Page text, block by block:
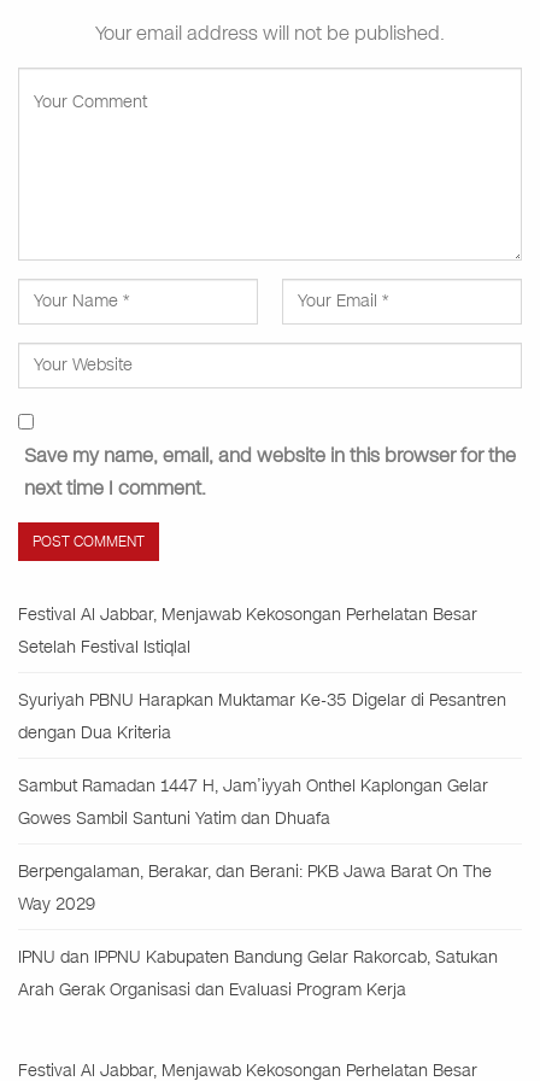
Your email address will not be published.
Save my name, email, and website in this browser for the
next time I comment.
Festival Al Jabbar, Menjawab Kekosongan Perhelatan Besar
Setelah Festival Istiqlal
Syuriyah PBNU Harapkan Muktamar Ke-35 Digelar di Pesantren
dengan Dua Kriteria
Sambut Ramadan 1447 H, Jam’iyyah Onthel Kaplongan Gelar
Gowes Sambil Santuni Yatim dan Dhuafa
Berpengalaman, Berakar, dan Berani: PKB Jawa Barat On The
Way 2029
IPNU dan IPPNU Kabupaten Bandung Gelar Rakorcab, Satukan
Arah Gerak Organisasi dan Evaluasi Program Kerja
Festival Al Jabbar, Menjawab Kekosongan Perhelatan Besar